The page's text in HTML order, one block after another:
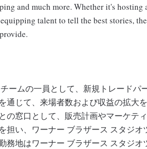
and much more. Whether it's hosting
talent to tell the best stories,
ームの一員として、新規トレードパ
通じて、来場者数および収益の拡大
の窓口として、販売計画やマーケテ
担い、ワーナー ブラザース スタジオ
務地はワーナー ブラザース スタジオ